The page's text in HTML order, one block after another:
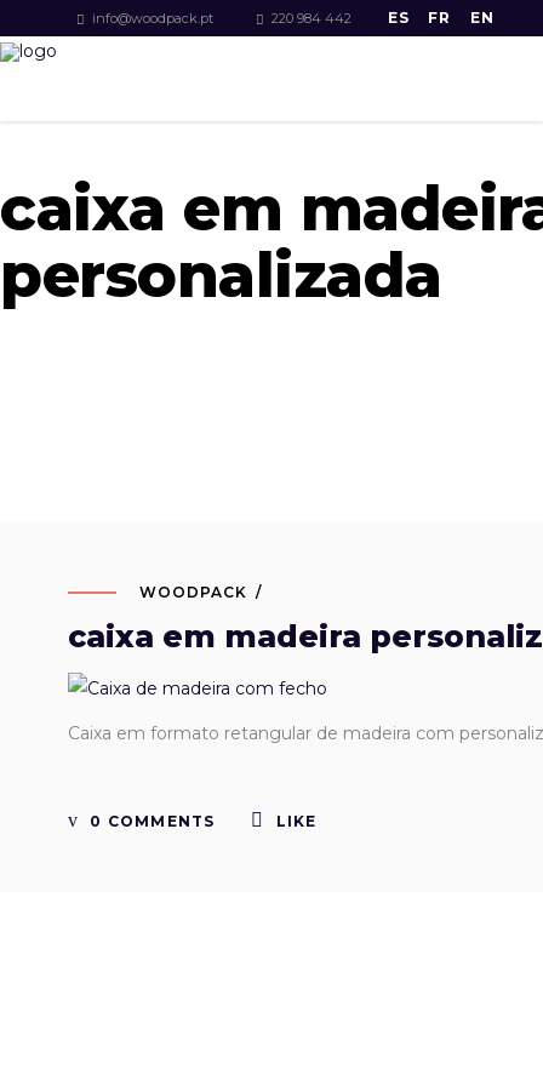
info@woodpack.pt 220 984 442 ES FR EN
caixa em
personalizada
WOODPACK
caixa em madeira
Caixa em formato retangular de madeira com
0 COMMENTS LIKE